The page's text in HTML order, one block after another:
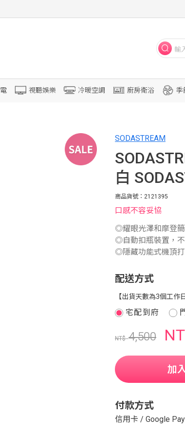
視聽娛樂 冷暖空調 廚房衛浴 季
SODASTREAM
白
商品貨號：2121395
口感不容妥協
◎耀眼光澤和摩登簡
◎自動扣瓶裝置，
◎隱藏功能式機頂
配送方式
【出貨天數為3個工作日
宅配到府
NT$4,500
加
付款方式
信用卡 / Google Pay